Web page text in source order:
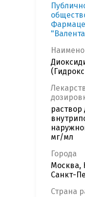
раствор
мг/мл
Города
Москва,
Санкт-
Страна